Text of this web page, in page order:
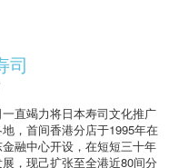
司
直竭力将日本寿司文化推广
，首间香港分店于1995年在
融中心开设，在短短三十年
，现己扩张至全港近80间分